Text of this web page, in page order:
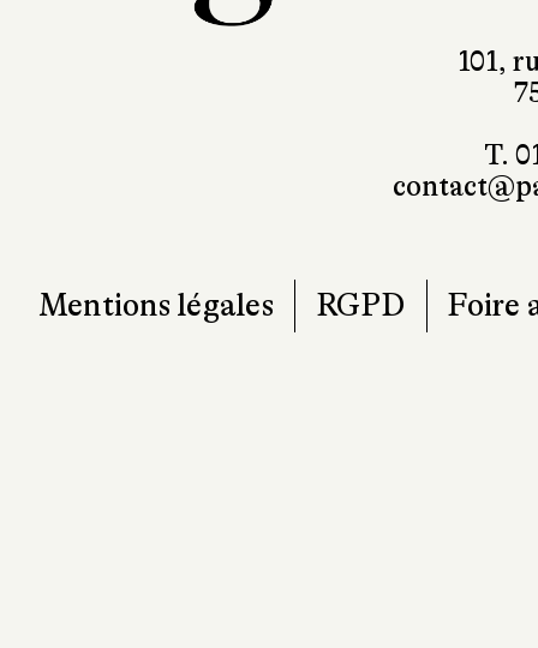
101,
T.
Mentions légales RGPD Foire